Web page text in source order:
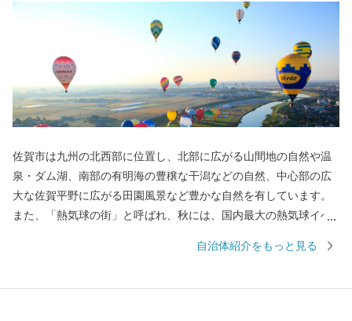
佐賀市は九州の北西部に位置し、北部に広がる山間地の自然や温
泉・ダム湖、南部の有明海の豊穣な干潟などの自然、中心部の広
大な佐賀平野に広がる田園風景など豊かな自然を有しています。
また、「熱気球の街」と呼ばれ、秋には、国内最大の熱気球イベ
山の熱気球が広大な佐賀平野を彩ります。 平成27年5月には、渡
自治体紹介をもっと見る